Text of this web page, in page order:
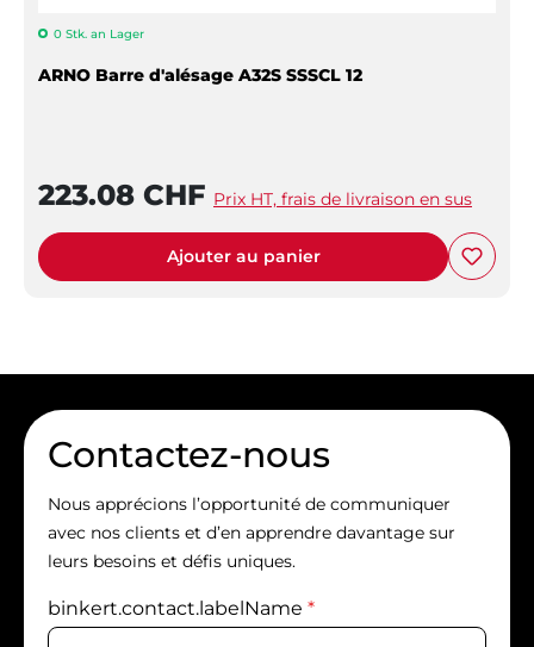
0 Stk. an Lager
ARNO Barre d'alésage A32S SSSCL 12
223.08 CHF Prix HT, frais de livraison en sus
Ajouter au panier
Contactez-nous
Nous apprécions l’opportunité de communiquer
avec nos clients et d’en apprendre davantage sur
leurs besoins et défis uniques.
binkert.contact.labelName *